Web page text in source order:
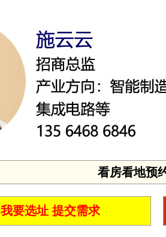
看房看地预
我要选址 提交需求